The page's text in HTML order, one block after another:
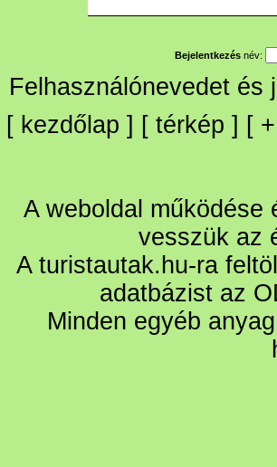
Bejelentkezés név:
Felhasználónevedet
[ kezdőlap ] [ térkép ] [ +
A weboldal működése
vesszük az
A turistautak.hu-ra
adatbázist az
Minden egyéb